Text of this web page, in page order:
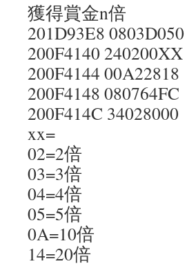
獲得賞金n倍
201D93E8 0803D050
200F4140 240200XX
200F4144 00A22818
200F4148 080764FC
200F414C 34028000
xx=
02=2倍
03=3倍
04=4倍
05=5倍
0A=10倍
14=20倍